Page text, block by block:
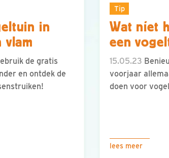
in
vlam
de gratis
en ontdek de
Tip
Wat níet
een
15.05.23
voorjaar
doen voor
lees meer